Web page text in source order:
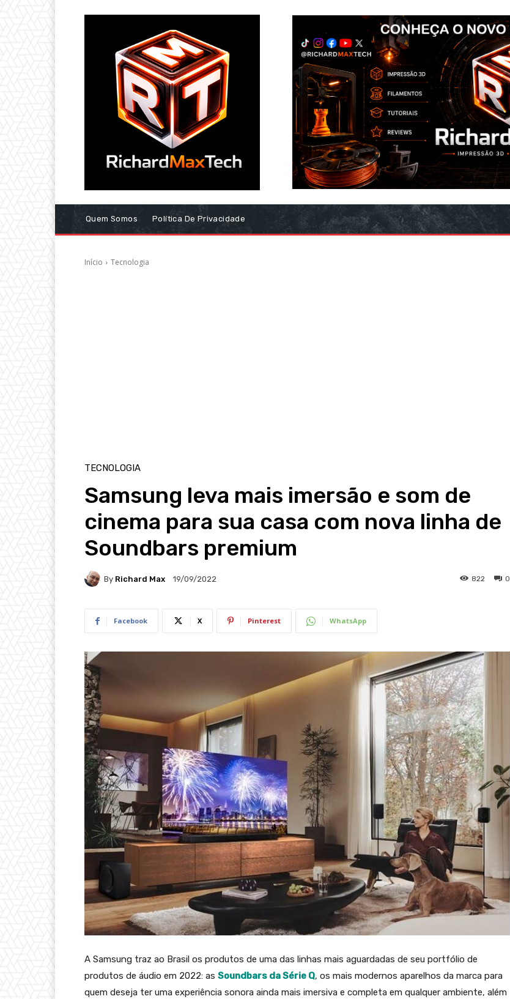
Quem Somos Política De Privacidade
Início Tecnologia
TECNOLOGIA
Samsung leva mais imersão e som de
cinema para sua casa com nova linha de
Soundbars premium
By Richard Max 19/09/2022 0
822
Facebook X Pinterest WhatsApp
A Samsung traz ao Brasil os produtos de uma das linhas mais aguardadas de seu portfólio de
produtos de áudio em 2022: as Soundbars da Série Q, os mais modernos aparelhos da marca para
quem deseja ter uma experiência sonora ainda mais imersiva e completa em qualquer ambiente, além